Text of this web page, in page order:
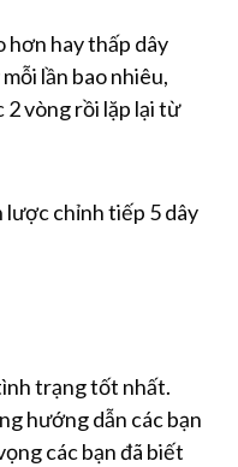
hơn hay thấp dây
lần bao nhiêu,
vòng rồi lặp lại từ
lược chỉnh tiếp 5 dây
trạng tốt nhất.
hướng dẫn các bạn
các bạn đã biết